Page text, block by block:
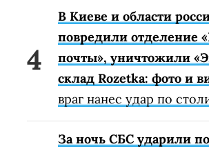
В Киеве и области
повредили отделение
почты», уничтожили
склад Rozetka: фото и
враг нанес удар по
За ночь СБС ударили